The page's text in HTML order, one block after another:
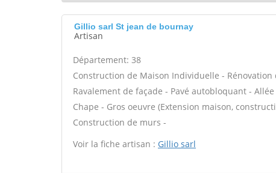
Gillio sarl St jean de bournay
Artisan
Département: 38
Construction de Maison Individuelle -
Ravalement de façade - Pavé autobloquant -
Chape - Gros oeuvre (Extension maison,
Construction de murs -
Voir la fiche artisan : Gillio sarl